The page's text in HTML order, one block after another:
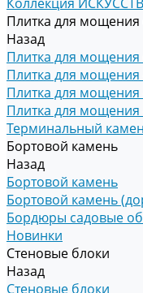
Плитка для
Назад
Плитка для
Плитка для мощения
Плитка для мощения
Плитка для
Терминальный
Бортовой камень
Назад
Бортовой камень
Бортовой камень
Бордюры садовые
Новинки
Стеновые блоки
Назад
Стеновые блоки